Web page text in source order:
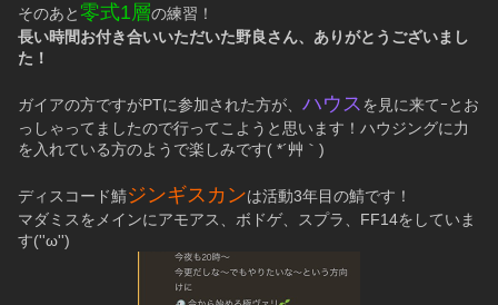
そのあと 零式1層の練習！
長い時間お付き合いいただいた野良さん、ありがとうございまし
た！
ガイアの方ですがPTに参加された方が、 ハウスを見に来てｰとお
っしゃってましたので行ってこようと思います！ハウジングに力
を入れている方のようで楽しみです( *´艸｀)
ディスコード鯖ジンギスカンは活動3年目の鯖です！
マダミスをメインにアモアス、ボドゲ、スプラ、FF14をしていま
す(''ω'')